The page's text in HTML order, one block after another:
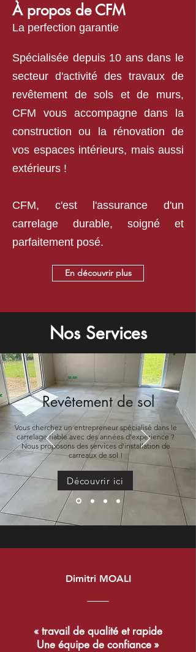
À propos de CFM
La perfection garantie
Spécialisée depuis 10 ans dans le
secteur d'activité des travaux de
revêtement de sols et de murs,
CFM vous accompagne dans la
construction ou la rénovation de
vos espaces intérieurs, mais aussi
extérieurs !
CFM, c'est l'assurance d'un
carrelage durable, soigné et
parfaitement posé.
En découvrir plus
Nos Services
Revêtement de sol
Vous cherchez un entrepreneur spécialisé dans le
carrelage fiable avec des années d’expérience ?
Nous proposons des services d'installation de
carreaux de sol !
Découvrir ici
Dimitri MOALI
« travail de qualité et rapide
Une équipe de confiance »